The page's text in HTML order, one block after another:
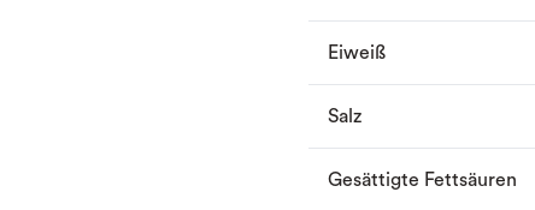
Eiweiß
Salz
Gesättigte Fettsäuren